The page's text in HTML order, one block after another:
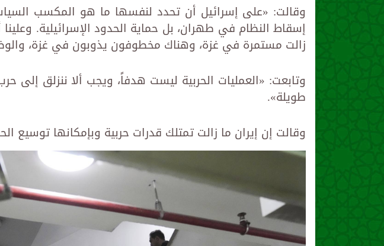
وقالت: «على إسرائيل أن تحدد لنفسها ما هو المكسب
إسقاط النظام في طهران، بل حماية الحدود الإسرائيلية.
زالت مستمرة في غزة، وهناك مخطوفون يذوبون في غزة،
وتابعت: «العمليات الحربية ليست هدفاً، ويجب ألا ننزلق إلى
طويلة».
وقالت إن إيران ما زالت تمتلك قدرات حربية وبإمكانها توسيع